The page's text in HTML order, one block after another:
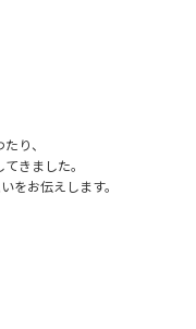
り、
きました。
をお伝えします。